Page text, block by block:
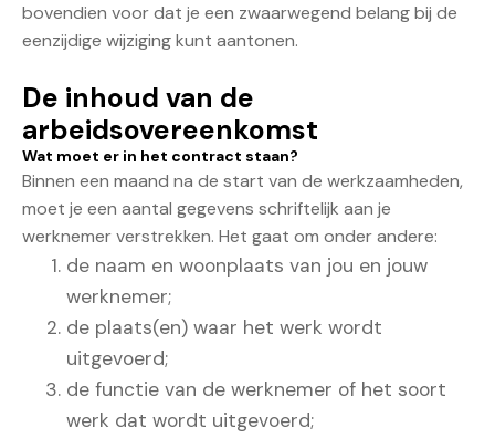
bovendien voor dat je een zwaarwegend belang bij de
eenzijdige wijziging kunt aantonen.
De inhoud van de
arbeidsovereenkomst
Wat moet er in het contract staan?
Binnen een maand na de start van de werkzaamheden,
moet je een aantal gegevens schriftelijk aan je
werknemer verstrekken. Het gaat om onder andere:
de naam en woonplaats van jou en jouw
werknemer;
de plaats(en) waar het werk wordt
uitgevoerd;
de functie van de werknemer of het soort
werk dat wordt uitgevoerd;